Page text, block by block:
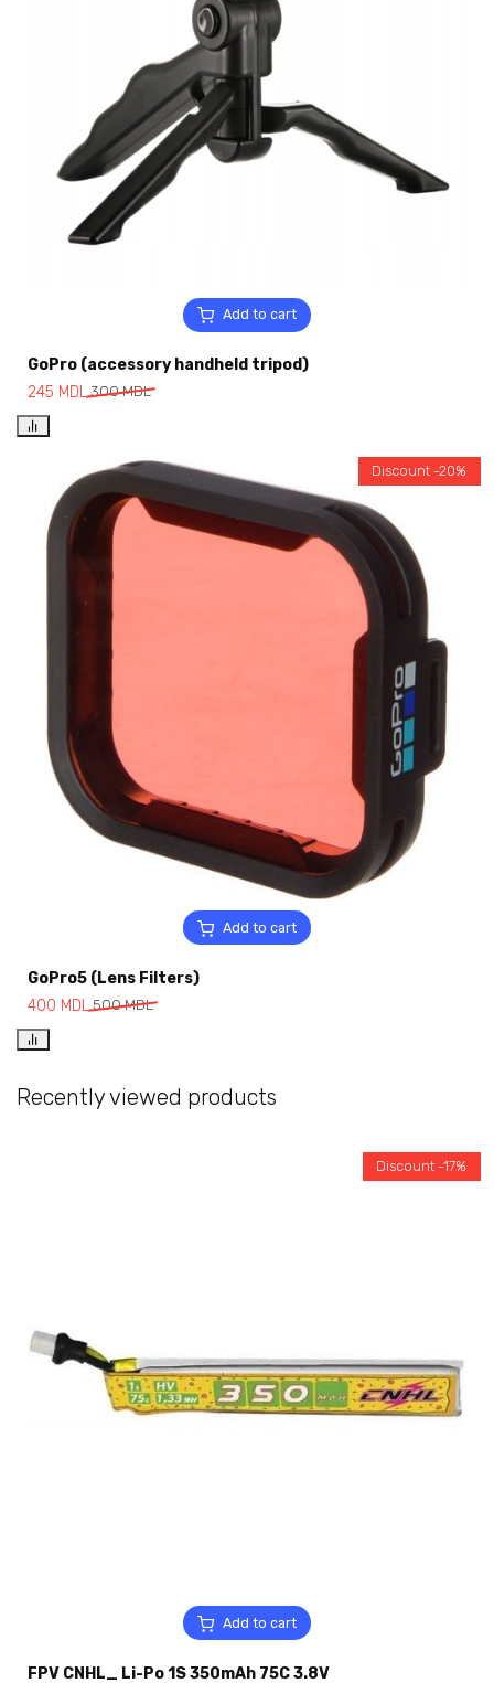
Add to cart
GoPro (accessory handheld tripod)
300MDL
245 MDL
Add to cart
Discount -20%
GoPro5 (Lens Filters)
500MDL
400 MDL
Recently viewed products
Add to cart
Discount -17%
FPV CNHL_ Li-Po 1S 350mAh 75C 3.8V